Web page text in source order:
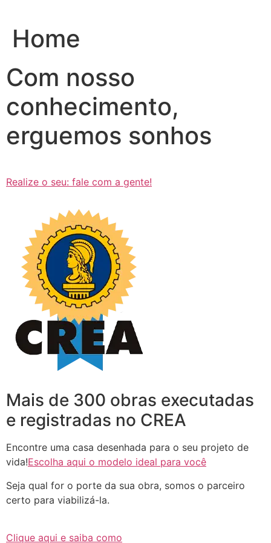
conteúdo
Home
Com nosso
conhecimento,
erguemos sonhos
Realize o seu: fale com a gente!
Mais de 300 obras executadas
e registradas no CREA
Encontre uma casa desenhada para o seu projeto de
vida!Escolha aqui o modelo ideal para você
Seja qual for o porte da sua obra, somos o parceiro
certo para viabilizá-la.
Clique aqui e saiba como